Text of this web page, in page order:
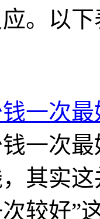
。以
一次最
一次
其实
较好”